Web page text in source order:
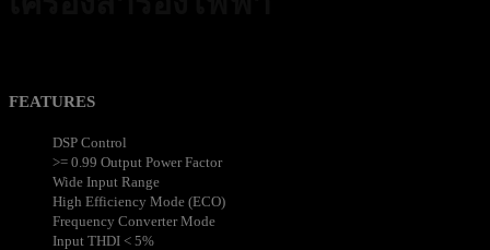
FEATURES
DSP Control
>= 0.99 Output Power Factor
Wide Input Range
High Efficiency Mode (ECO)
Frequency Converter Mode
Input THDI < 5%